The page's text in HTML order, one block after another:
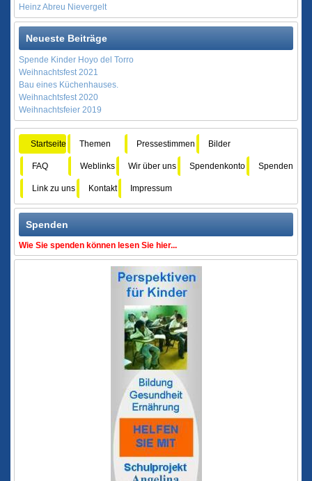
Heinz Abreu Nievergelt
Neueste Beiträge
Spende Kinder Hoyo del Torro
Weihnachtsfest 2021
Bau eines Küchenhauses.
Weihnachtsfest 2020
Weihnachtsfeier 2019
Startseite Themen Pressestimmen Bilder
FAQ Weblinks Wir über uns Spendenkonto Spenden
Link zu uns Kontakt Impressum
Spenden
Wie Sie spenden können lesen Sie hier...